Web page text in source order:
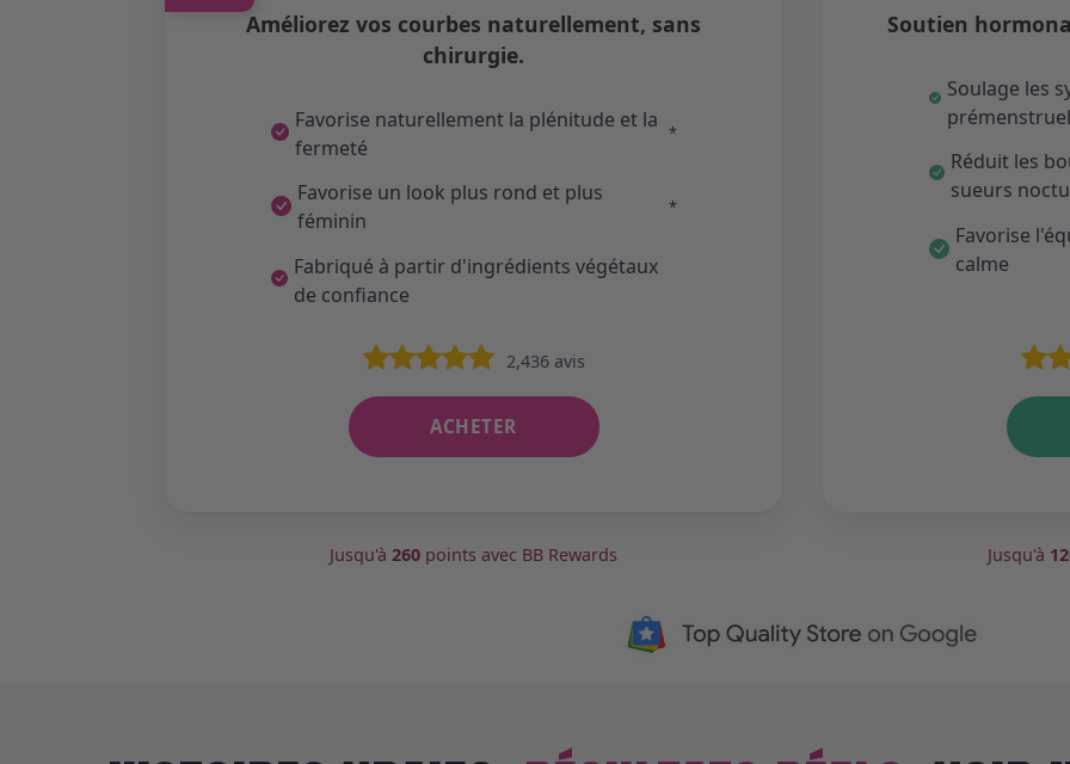
Améliorez vos courbes naturellement, sans
chirurgie.
Favorise naturellement la plénitude et la
fermeté
*
Favorise un look plus rond et plus
féminin
*
Fabriqué à partir d'ingrédients végétaux
de confiance
2,436 avis
ACHETER
Soutien
Soulage les
Réduit les
sueurs
Favorise
calme
Jusqu'à 260 points avec BB Rewards Jusqu'à